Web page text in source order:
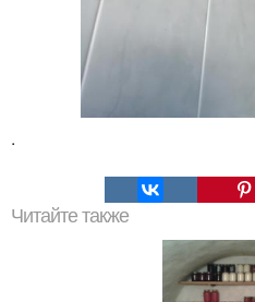
.
Читайте также